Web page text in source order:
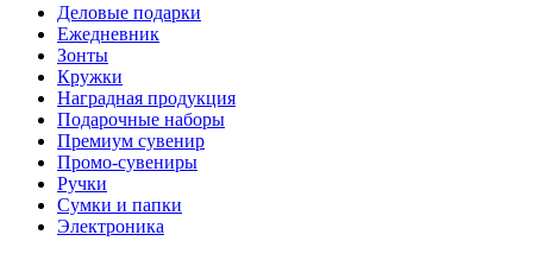
Деловые подарки
Ежедневник
Зонты
Кружки
Наградная продукция
Подарочные наборы
Премиум сувенир
Промо-сувениры
Ручки
Сумки и папки
Электроника